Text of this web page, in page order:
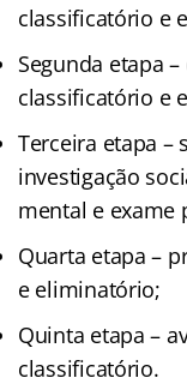
classificatório e
Segunda etapa
classificatório e
Terceira etapa –
investigação
mental e exame
Quarta etapa –
e eliminatório;
Quinta etapa –
classificatório.